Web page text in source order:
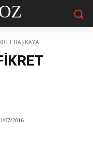
BAŞKAYA
07/2016